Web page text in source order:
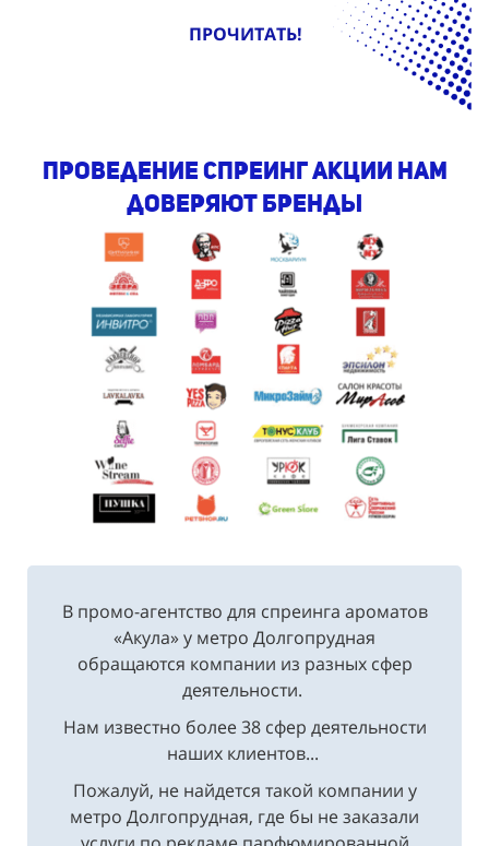
ПРОЧИТАТЬ!
проведение спреинг АКЦИи Нам
доверяют бренды
В промо-агентство для спреинга ароматов
«Акула» у метро Долгопрудная
обращаются компании из разных сфер
деятельности.
Нам известно более 38 сфер деятельности
наших клиентов...
Пожалуй, не найдется такой компании у
метро Долгопрудная, где бы не заказали